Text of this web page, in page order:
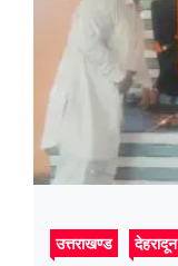
उत्तराखण्ड देहरादून